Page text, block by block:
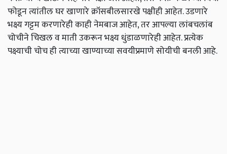
फोडून त्यांतील घर खाणारे क्रॉसबीलसारखे पक्षीही आहेत. उडणारे
भक्ष्य गट्टम करणारेही काही नेमबाज आहेत, तर आपल्या लांबचलांब
चोचीने चिखल व माती उकरून भक्ष्य धुंडाळणारेही आहेत. प्रत्येक
पक्ष्याची चोच ही त्याच्या खाण्याच्या सवयीप्रमाणे सोयीची बनली आहे.